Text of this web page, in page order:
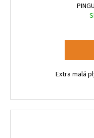
Extra malá